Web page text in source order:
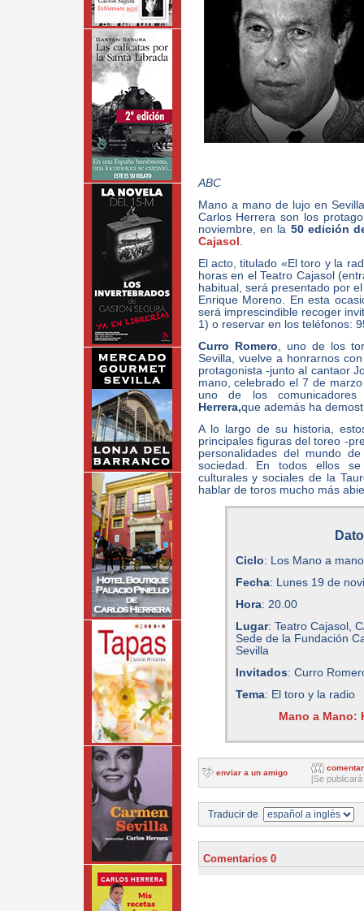
ABC
Mano a mano de lujo en
Carlos Herrera son los
noviembre, en la 50 edición
Cajasol .
El acto, titulado «El toro y la
horas en el Teatro Cajasol
habitual, será presentado por
Enrique Moreno. En esta
será imprescindible recoger
1) o reservar en los teléfonos:
Curro Romero, uno de los
Sevilla, vuelve a honrarnos
protagonista -junto al cantaor
mano, celebrado el 7 de
uno de los
Herrera,que además ha
A lo largo de su historia,
principales figuras del toreo -
personalidades del mundo
sociedad. En todos ellos
culturales y sociales de la
hablar de toros mucho más
Ciclo: Los Mano a
Fecha: Lunes 19 de
Hora: 20.00
Lugar: Teatro Cajasol,
Sede de la Fundación
Sevilla
Invitados: Curro
Tema: El toro y la radio
Mano a Mano:
enviar a un amigo
comentar
[Se
Traducir de
Comentarios 0